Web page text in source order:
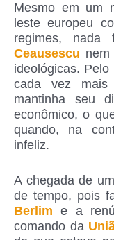
Mesmo em um
leste europeu
regimes, nada
Ceausescu nem
ideológicas.
cada vez mais
mantinha seu
econômico, o
quando, na
infeliz.
A chegada de
de tempo, pois
Berlime a
comando da